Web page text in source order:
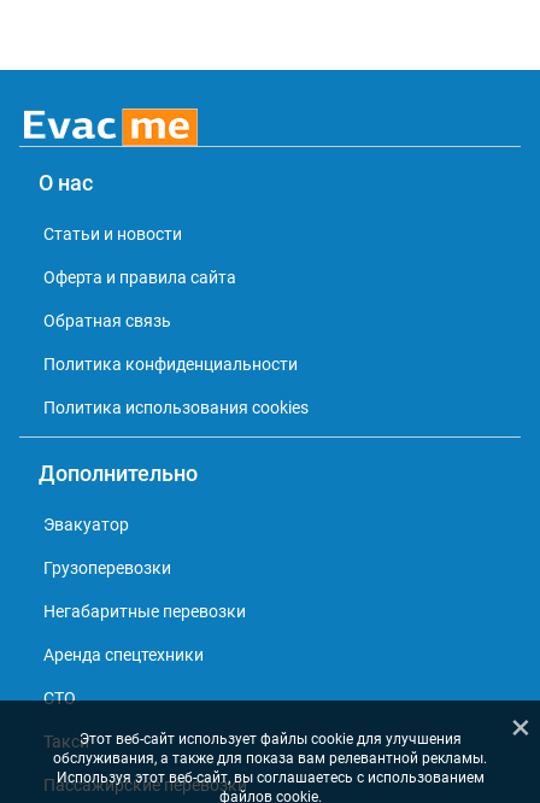
О нас
Статьи и новости
Оферта и правила сайта
Обратная связь
Политика конфиденциальности
Политика использования cookies
Дополнительно
Эвакуатор
Грузоперевозки
Негабаритные перевозки
Аренда спецтехники
СТО
Такси
Пассажирские перевозки
×
Этот веб-сайт использует файлы cookie для улучшения
обслуживания, а также для показа вам релевантной рекламы.
Используя этот веб-сайт, вы соглашаетесь с использованием
файлов cookie.